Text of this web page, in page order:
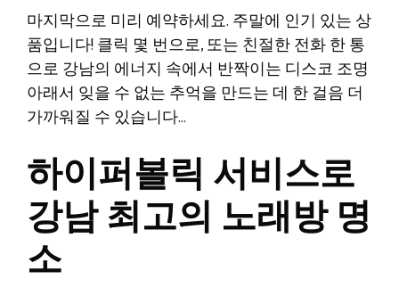
마지막으로 미리 예약하세요. 주말에 인기 있는 상
품입니다! 클릭 몇 번으로, 또는 친절한 전화 한 통
으로 강남의 에너지 속에서 반짝이는 디스코 조명
아래서 잊을 수 없는 추억을 만드는 데 한 걸음 더
가까워질 수 있습니다…
하이퍼볼릭 서비스로
강남 최고의 노래방 명
소